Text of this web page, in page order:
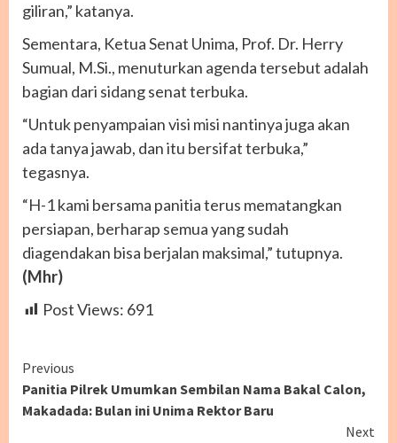
giliran,” katanya.
Sementara, Ketua Senat Unima, Prof. Dr. Herry
Sumual, M.Si., menuturkan agenda tersebut adalah
bagian dari sidang senat terbuka.
“Untuk penyampaian visi misi nantinya juga akan
ada tanya jawab, dan itu bersifat terbuka,”
tegasnya.
“H-1 kami bersama panitia terus mematangkan
persiapan, berharap semua yang sudah
diagendakan bisa berjalan maksimal,” tutupnya.
(Mhr)
Post Views: 691
Continue
Reading
Previous
Panitia Pilrek Umumkan Sembilan Nama Bakal Calon,
Makadada: Bulan ini Unima Rektor Baru
Next